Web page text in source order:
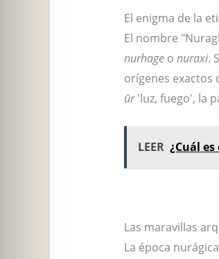
El enigma de la
El nombre
nurhageo nuraxi.
orígenes exactos
ūr'luz, fuego', la
LEER ¿Cuál
Las maravillas
La época